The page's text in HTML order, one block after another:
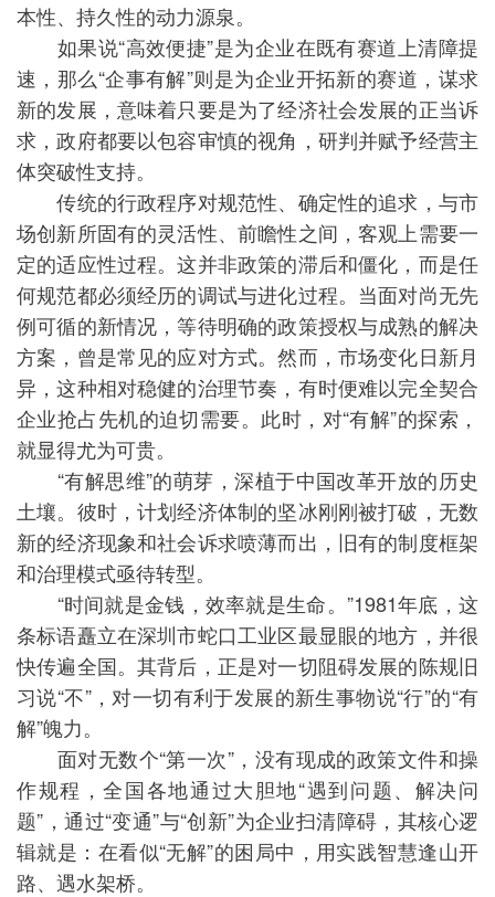
本性、持久性的动力源泉。
如果说“高效便捷”是为企业在既有赛道上清障提
速，那么“企事有解”则是为企业开拓新的赛道，谋求
新的发展，意味着只要是为了经济社会发展的正当诉
求，政府都要以包容审慎的视角，研判并赋予经营主
体突破性支持。
传统的行政程序对规范性、确定性的追求，与市
场创新所固有的灵活性、前瞻性之间，客观上需要一
定的适应性过程。这并非政策的滞后和僵化，而是任
何规范都必须经历的调试与进化过程。当面对尚无先
例可循的新情况，等待明确的政策授权与成熟的解决
方案，曾是常见的应对方式。然而，市场变化日新月
异，这种相对稳健的治理节奏，有时便难以完全契合
企业抢占先机的迫切需要。此时，对“有解”的探索，
就显得尤为可贵。
“有解思维”的萌芽，深植于中国改革开放的历史
土壤。彼时，计划经济体制的坚冰刚刚被打破，无数
新的经济现象和社会诉求喷薄而出，旧有的制度框架
和治理模式亟待转型。
“时间就是金钱，效率就是生命。”1981年底，这
条标语矗立在深圳市蛇口工业区最显眼的地方，并很
快传遍全国。其背后，正是对一切阻碍发展的陈规旧
习说“不”，对一切有利于发展的新生事物说“行”的“有
解”魄力。
面对无数个“第一次”，没有现成的政策文件和操
作规程，全国各地通过大胆地“遇到问题、解决问
题”，通过“变通”与“创新”为企业扫清障碍，其核心逻
辑就是：在看似“无解”的困局中，用实践智慧逢山开
路、遇水架桥。